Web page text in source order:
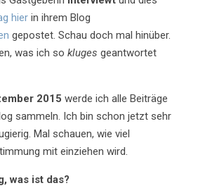
hierin ihrem Blog
gepostet. Schau doch mal hinüber.
was ich so kluges geantwortet
2015 werde ich alle Beiträge
sammeln. Ich bin schon jetzt sehr
Mal schauen, wie viel
mit einziehen wird.
was ist das?